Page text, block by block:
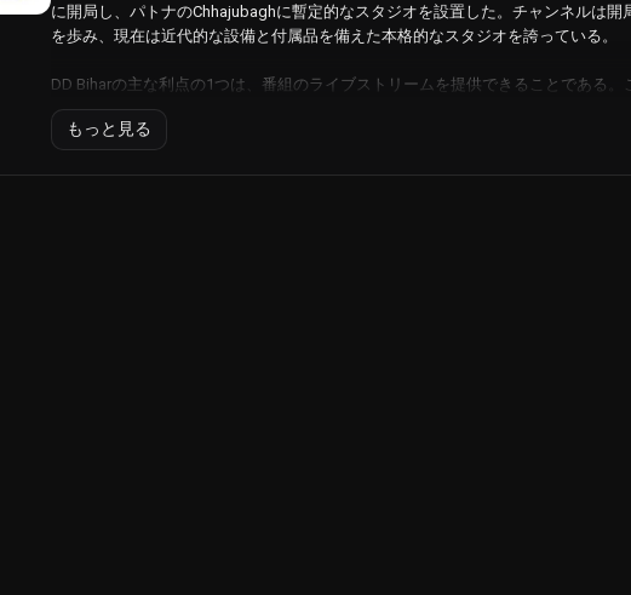
に開局し、パトナのChhajubaghに暫定的なスタジオを設置した。チャンネルは開
を歩み、現在は近代的な設備と付属品を備えた本格的なスタジオを誇っている。
DD Biharの主な利点の1つは、番組のライブストリームを提供できることである。
どこにいても、お気に入りの番組、ニュース、イベントをリアルタイムで視聴で
す。自宅にいても、オフィスにいても、移動中でも、チャンネルのライブ・スト
もっと見る